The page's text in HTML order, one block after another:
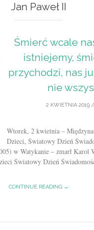
Jan Paweł II
Śmierć wcale
istniejemy,
przychodzi, nas
nie
2 KWIETNIA 2019
Wtorek, 2 kwietnia –
Dzieci, Światowy Dzień
w Watykanie – zmarł
Światowy Dzień
CONTINUE READING →